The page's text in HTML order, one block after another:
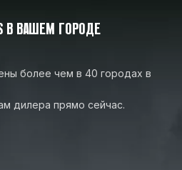
период 2 года или 3000
наступит ранее
В ВАШЕМ ГОРОДЕ
более чем в 40 городах в
дилера прямо сейчас.